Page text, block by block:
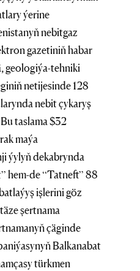
ýerine
nebitgaz
gazetiniň habar
geologiýa-tehniki
netijesinde 128
nebit çykaryş
taslama $32
maýa
ýylyň dekabrynda
hem-de “Tatneft” 88
işlerini göz
şertnama
çäginde
Balkanabat
türkmen